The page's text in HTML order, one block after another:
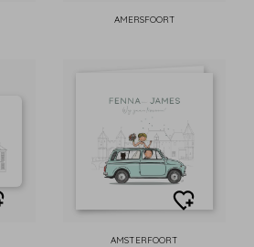
AMERSFOORT
AMSTERFOORT